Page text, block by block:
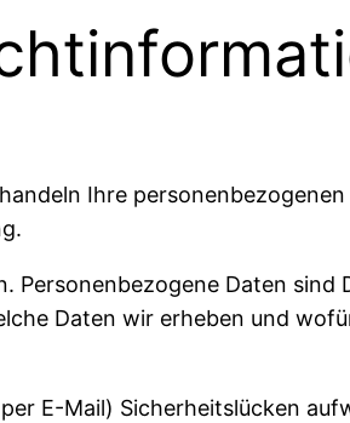
Ihre
Personenbezogene Daten sind
Daten wir erheben und
E-Mail) Sicherheitslücken